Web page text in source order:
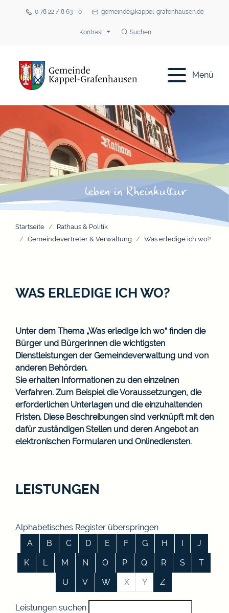
0 78 22 / 8 63 - 0 gemeinde@kappel-grafenhausen.de
Kontrast Suchen
Menü
Startseite
Rathaus & Politik
Gemeindevertreter & Verwaltung
Was erledige ich wo?
WAS ERLEDIGE ICH WO?
Unter dem Thema „Was erledige ich wo“ finden die
Bürger und Bürgerinnen die wichtigsten
Dienstleistungen der Gemeindeverwaltung und von
anderen Behörden.
Sie erhalten Informationen zu den einzelnen
Verfahren. Zum Beispiel die Voraussetzungen, die
erforderlichen Unterlagen und die einzuhaltenden
Fristen. Diese Beschreibungen sind verknüpft mit den
dafür zuständigen Stellen und deren Angebot an
elektronischen Formularen und Onlinediensten.
LEISTUNGEN
Alphabetisches Register überspringen
A
B C D E F G H I
J
K
L M N O P Q R S
T
U
V W X Y Z
Leistungen suchen